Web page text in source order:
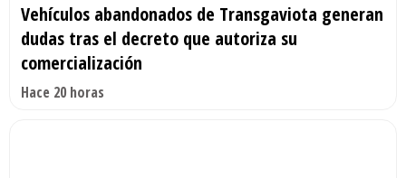
Vehículos abandonados de Transgaviota generan
dudas tras el decreto que autoriza su
comercialización
Hace 20 horas